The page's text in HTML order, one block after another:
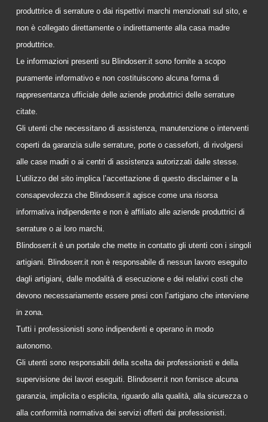
produttrice di serrature o dai rispettivi marchi menzionati sul sito, e
non è collegato direttamente o indirettamente alla casa madre
produttrice.
Le informazioni presenti su Blindoserr.it sono fornite a scopo
puramente informativo e non costituiscono alcuna forma di
rappresentanza ufficiale delle aziende produttrici delle serrature
citate.
Gli utenti che necessitano di assistenza, manutenzione o interventi
coperti da garanzia sulle serrature, porte o casseforti, di rivolgersi
alle case madri o ai centri di assistenza autorizzati dalle stesse.
L’utilizzo del sito implica l’accettazione di questo disclaimer e la
consapevolezza che Blindoserr.it agisce come una risorsa
informativa indipendente e non è affiliato alle aziende produttrici di
serrature o ai loro marchi.
Blindoserr.it è un portale che mette in contatto gli utenti con i singoli
artigiani. Blindoserr.it non è responsabile di nessun lavoro eseguito
dagli artigiani, dalle modalità di esecuzione e dei relativi costi che
devono necessariamente essere presi con l’artigiano che interviene
in zona.
Tutti i professionisti sono indipendenti e operano in modo
autonomo.
Gli utenti sono responsabili della scelta dei professionisti e della
supervisione dei lavori eseguiti. Blindoserr.it non fornisce alcuna
garanzia, implicita o esplicita, riguardo alla qualità, alla sicurezza o
alla conformità normativa dei servizi offerti dai professionisti.